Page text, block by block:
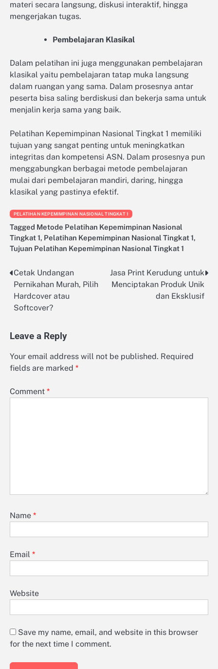
materi secara langsung, diskusi interaktif, hingga
mengerjakan tugas.
Pembelajaran Klasikal
Dalam pelatihan ini juga menggunakan pembelajaran
klasikal yaitu pembelajaran tatap muka langsung
dalam ruangan yang sama. Dalam prosesnya antar
peserta bisa saling berdiskusi dan bekerja sama untuk
menjalin kerja sama yang baik.
Pelatihan Kepemimpinan Nasional Tingkat 1 memiliki
tujuan yang sangat penting untuk meningkatkan
integritas dan kompetensi ASN. Dalam prosesnya pun
menggabungkan berbagai metode pembelajaran
mulai dari pembelajaran mandiri, daring, hingga
klasikal yang pastinya efektif.
PELATIHAN KEPEMIMPINAN NASIONAL TINGKAT 1
Tagged Metode Pelatihan Kepemimpinan Nasional
Tingkat 1, Pelatihan Kepemimpinan Nasional Tingkat 1,
Tujuan Pelatihan Kepemimpinan Nasional Tingkat 1
Post
navigation
Cetak Undangan
Pernikahan Murah, Pilih
Hardcover atau
Softcover?
Jasa Print Kerudung untuk
Menciptakan Produk Unik
dan Eksklusif
Leave a Reply
Your email address will not be published. Required
fields are marked *
Comment *
Name *
Email *
Website
Save my name, email, and website in this browser
for the next time I comment.